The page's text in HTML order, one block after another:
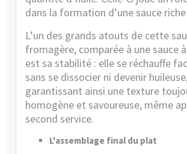
dans la formation d’une sauce
L’un des grands atouts de cette
fromagère, comparée à une sauce
est sa stabilité : elle se réchauffe
sans se dissocier ni devenir
garantissant ainsi une texture
homogène et savoureuse, même
second service.
L'assemblage final du plat